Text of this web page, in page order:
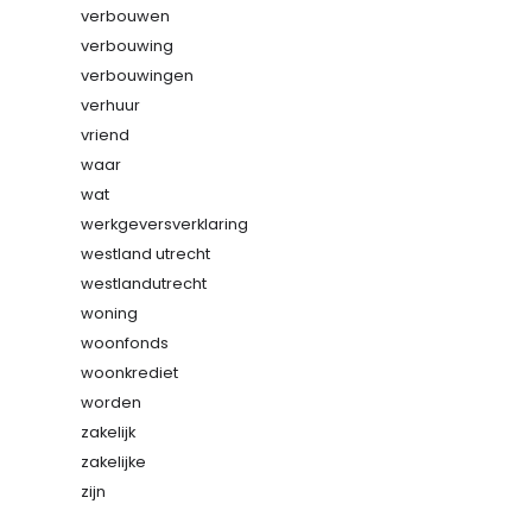
verbouwen
verbouwing
verbouwingen
verhuur
vriend
waar
wat
werkgeversverklaring
westland utrecht
westlandutrecht
woning
woonfonds
woonkrediet
worden
zakelijk
zakelijke
zijn